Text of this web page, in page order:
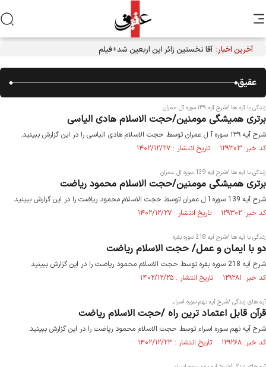
آخرین اخبار: آقا نخستین زائر این اربعین شد+فیلم
عقیق
زندگی با آیه ها /شرح آیه ۱۳۹ سوره آل عمران
برتری همیشگی مومنین/حجت الاسلام هادی الیاسی
شرح آیه ۱۳۹ سوره آ ل عمران توسط حجت الاسلام هادی الیاسی را در این گزارش ببینید.
کد خبر: ۱۲۹۳۰۳ تاریخ انتشار : ۱۴۰۲/۱۲/۲۷
زندگی با آیه ها /شرح آیه 139 سوره آل عمران
برتری همیشگی مومنین/حجت الاسلام محمود ریاضت
شرح آیه 139 سوره آ ل عمران توسط حجت الاسلام محمود ریاضت را در این گزارش ببینید.
کد خبر: ۱۲۹۳۰۲ تاریخ انتشار : ۱۴۰۲/۱۲/۲۷
زندگی با آیه ها /شرح آیه 218 سوره بقره
دو با ایمان و عمل/ حجت الاسلام ریاضت
شرح آیه 218 سوره بقره توسط حجت الاسلام محمود ریاضت را در این گزارش ببینید
کد خبر: ۱۲۹۲۸۱ تاریخ انتشار : ۱۴۰۲/۱۲/۲۵
آیه های زندگی /شرح آیه نهم سوره اسراء
قرآن قابل اعتماد ترین راه /حجت الاسلام ریاضت
شرح آیه نهم سوره اسراء توسط حجت الاسلام محمود ریاضت را در این گزارش ببینید.
کد خبر: ۱۲۹۲۶۸ تاریخ انتشار : ۱۴۰۲/۱۲/۲۳